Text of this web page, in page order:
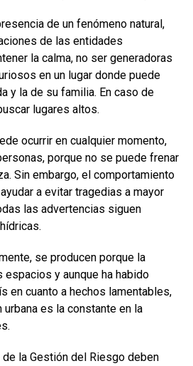
de un fenómeno natural,
de las entidades
la calma, no ser generadoras
en un lugar donde puede
y la de su familia. En caso de
lugares altos.
ocurrir en cualquier momento,
porque no se puede frenar
Sin embargo, el comportamiento
a evitar tragedias a mayor
las advertencias siguen
se producen porque la
espacios y aunque ha habido
en cuanto a hechos lamentables,
es la constante en la
la Gestión del Riesgo deben